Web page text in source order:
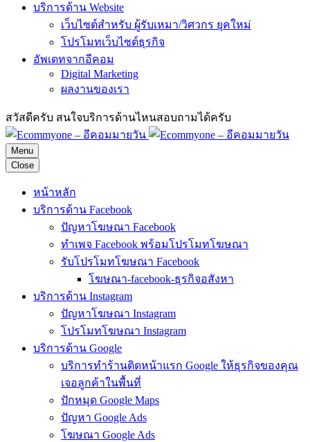
บริการด้าน Website
เว็บไซต์สำหรับ ผู้รับเหมา/วิศวกร ยุคใหม่
โปรโมทเว็บไซต์ธุรกิจ
อัพเดทจากอีคอม
Digital Marketing
ผลงานของเรา
สวัสดีครับ สนใจบริการด้านไหนสอบถามได้ครับ
Menu
Close
หน้าหลัก
บริการด้าน Facebook
ปัญหาโฆษณา Facebook
ทำเพจ Facebook พร้อมโปรโมทโฆษณา
รับโปรโมทโฆษณา Facebook
โฆษณา-facebook-ธุรกิจอสังหา
บริการด้าน Instagram
ปัญหาโฆษณา Instagram
โปรโมทโฆษณา Instagram
บริการด้าน Google
บริการทำร้านติดหน้าแรก Google ให้ธุรกิจของคุณ
เจอลูกค้าในพื้นที่
ปักหมุด Google Maps
ปัญหา Google Ads
โฆษณา Google Ads